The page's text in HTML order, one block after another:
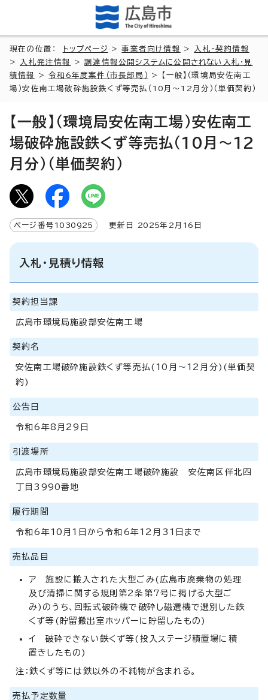
現在の位置： トップページ >事業者向け情報 >
入札・契約情報
>
入札発注情報 >調達情報公開システムに公開されない入札・見
積情報
>令和6年度案件（市長部局）
> 【一般】（環境局安佐南工
場）安佐南工場破砕施設鉄くず等売払（10月～12月分）（単価契約）
【一般】（環境局安佐南工場）安佐南工
場破砕施設鉄くず等売払（10月～12
月分）（単価契約）
ページ番号 1030925 更新日 2025年2月 16 日
入札・見積り情報
契約担当課
広島市環境局施設部安佐南工場
契約名
安佐南工場破砕施設鉄くず等売払(10月～12月分)(単価契
約)
公告日
令和6年8月29日
引渡場所
広島市環境局施設部安佐南工場破砕施設 安佐南区伴北四
丁目3990番地
履行期間
令和6年10月1日から令和6年12月31日まで
売払品目
ア 施設に搬入された大型ごみ(広島市廃棄物の処理
及び清掃に関する規則第2条第7号に掲げる大型ご
み)のうち、回転式破砕機で破砕し磁選機で選別した鉄
くず等(貯留搬出室ホッパーに貯留したもの)
イ 破砕できない鉄くず等(投入ステージ積置場に積
置きしたもの)
注：鉄くず等には鉄以外の不純物が含まれる。
売払予定数量